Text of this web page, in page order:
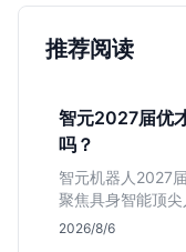
推荐阅读
智元2027届优
吗？
智元机器人2027
聚焦具身智能顶
槛，分析算法、仿
2026/8/6